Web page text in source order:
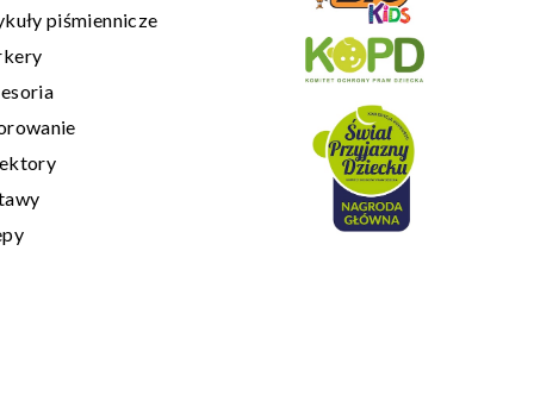
piśmiennicze